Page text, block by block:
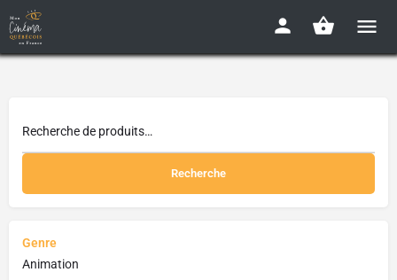
Recherche
Genre
Animation